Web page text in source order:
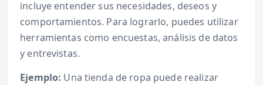
incluye entender sus necesidades, deseos y
comportamientos. Para lograrlo, puedes utilizar
herramientas como encuestas, análisis de datos
y entrevistas.
Ejemplo: Una tienda de ropa puede realizar